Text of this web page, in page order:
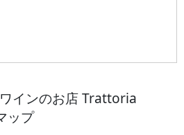
インのお店 Trattoria
ップ